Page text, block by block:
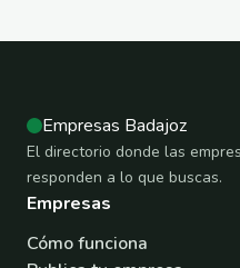
Empresas Badajoz
El directorio donde las
responden a lo que buscas.
Empresas
Cómo funciona